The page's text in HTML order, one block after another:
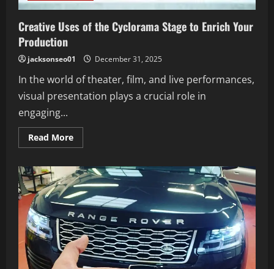
Creative Uses of the Cyclorama Stage to Enrich Your
Production
jacksonseo01 December 31, 2025
In the world of theater, film, and live performances,
visual presentation plays a crucial role in
engaging...
Read MoreRead
more
Uses
of
the
Cyclorama
Stage
to
Enrich
Your
Production